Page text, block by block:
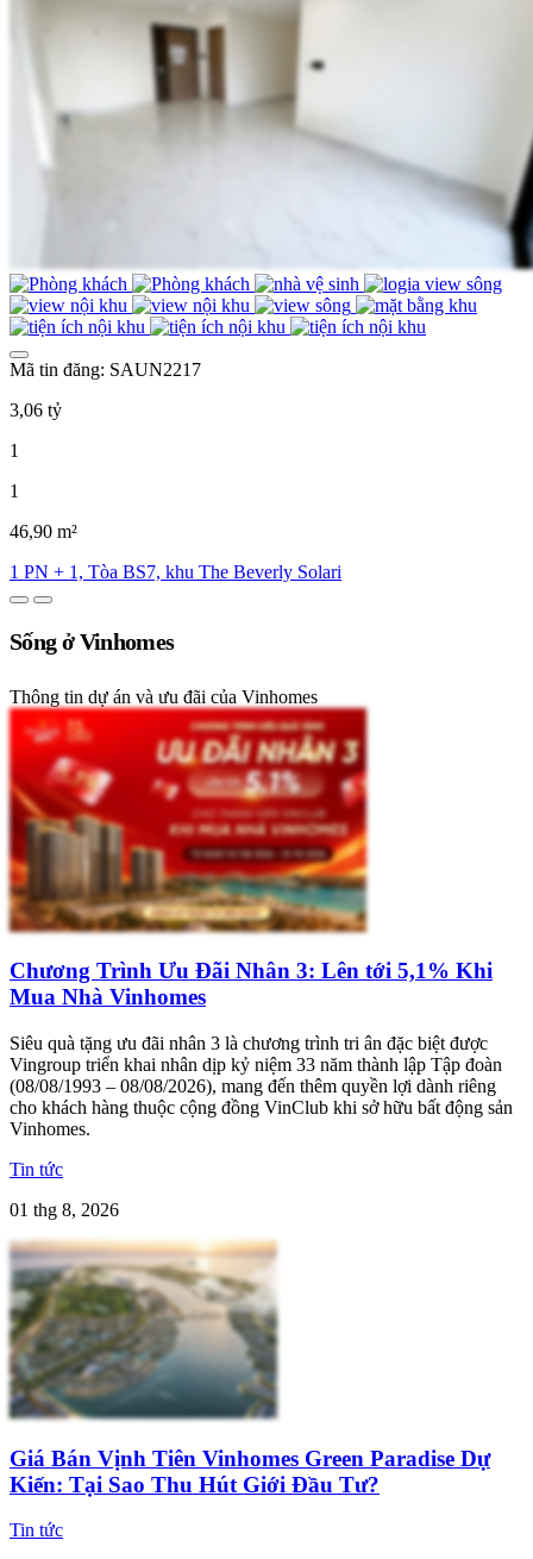
Mã tin đăng: SAUN2217
3,06 tỷ
1
1
46,90 m²
1 PN + 1, Tòa BS7, khu The Beverly Solari
Sống ở Vinhomes
Thông tin dự án và ưu đãi của Vinhomes
Chương Trình Ưu Đãi Nhân 3: Lên tới 5,1% Khi
Mua Nhà Vinhomes
Siêu quà tặng ưu đãi nhân 3 là chương trình tri ân đặc biệt được
Vingroup triển khai nhân dịp kỷ niệm 33 năm thành lập Tập đoàn
(08/08/1993 – 08/08/2026), mang đến thêm quyền lợi dành riêng
cho khách hàng thuộc cộng đồng VinClub khi sở hữu bất động sản
Vinhomes.
Tin tức
01 thg 8, 2026
Giá Bán Vịnh Tiên Vinhomes Green Paradise Dự
Kiến: Tại Sao Thu Hút Giới Đầu Tư?
Tin tức